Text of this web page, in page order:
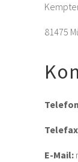
81475
E-Mail: